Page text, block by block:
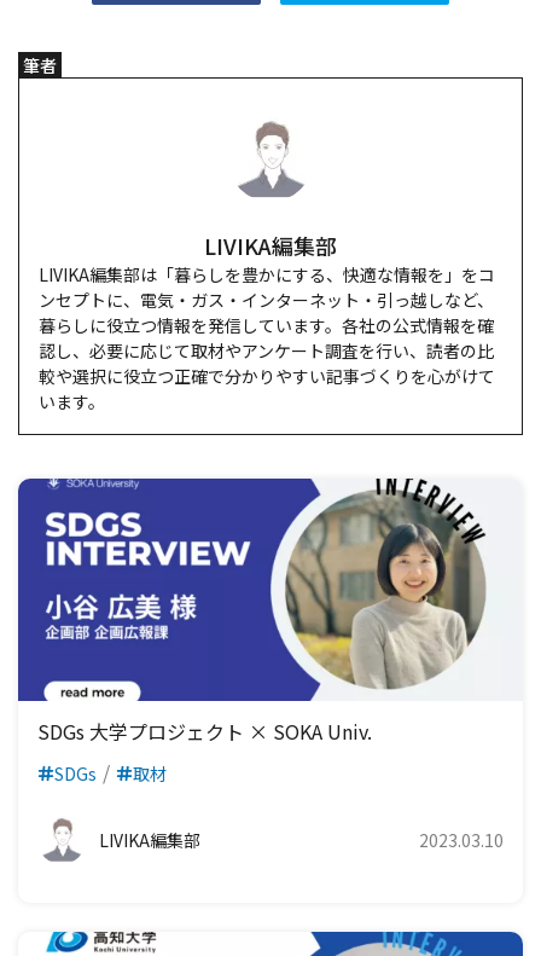
筆者
LIVIKA編集部
LIVIKA編集部は「暮らしを豊かにする、快適な情報を」をコ
ンセプトに、電気・ガス・インターネット・引っ越しなど、
暮らしに役立つ情報を発信しています。各社の公式情報を確
認し、必要に応じて取材やアンケート調査を行い、読者の比
較や選択に役立つ正確で分かりやすい記事づくりを心がけて
います。
SDGs 大学プロジェクト × SOKA Univ.
SDGs 取材
LIVIKA編集部 2023.03.10